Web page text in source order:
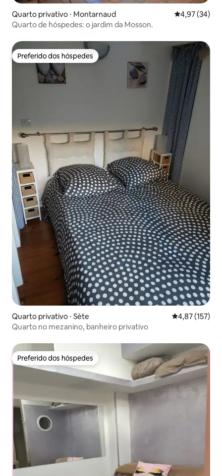
Quarto privativo ⋅ Montarnaud 4,97 de uma
4,97 (34)
Quarto de hóspedes: o jardim da Mosson.
Preferido dos hóspedes
Preferido dos hóspedes
Quarto privativo ⋅ Sète 4,87 de uma
4,87 (157)
Quarto no mezanino, banheiro privativo
Preferido dos hóspedes
Preferido dos hóspedes